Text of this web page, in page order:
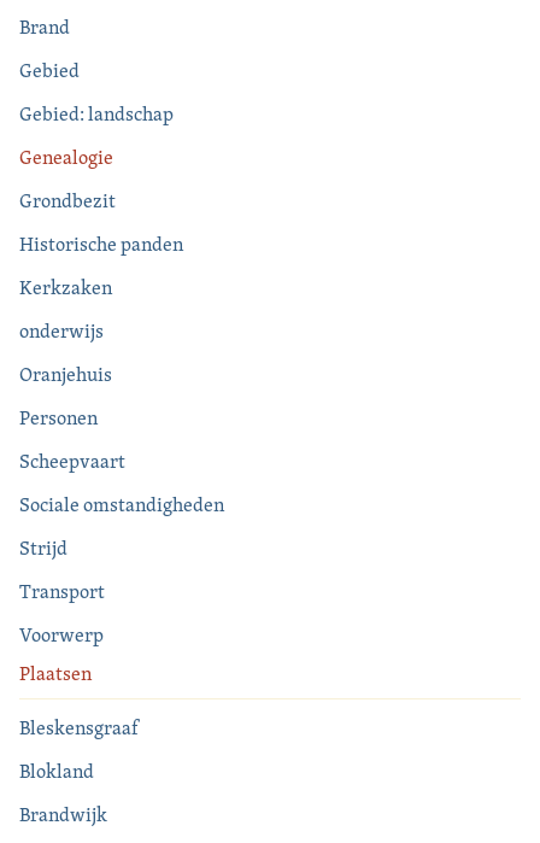
Brand
Gebied
Gebied: landschap
Genealogie
Grondbezit
Historische panden
Kerkzaken
onderwijs
Oranjehuis
Personen
Scheepvaart
Sociale omstandigheden
Strijd
Transport
Voorwerp
Plaatsen
Bleskensgraaf
Blokland
Brandwijk